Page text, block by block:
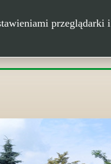
przeglądarki i